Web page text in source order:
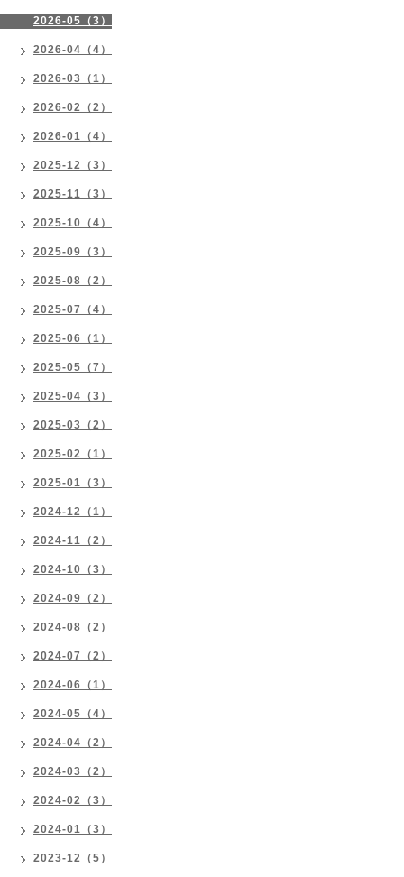
2026-05（3）
2026-04（4）
2026-03（1）
2026-02（2）
2026-01（4）
2025-12（3）
2025-11（3）
2025-10（4）
2025-09（3）
2025-08（2）
2025-07（4）
2025-06（1）
2025-05（7）
2025-04（3）
2025-03（2）
2025-02（1）
2025-01（3）
2024-12（1）
2024-11（2）
2024-10（3）
2024-09（2）
2024-08（2）
2024-07（2）
2024-06（1）
2024-05（4）
2024-04（2）
2024-03（2）
2024-02（3）
2024-01（3）
2023-12（5）